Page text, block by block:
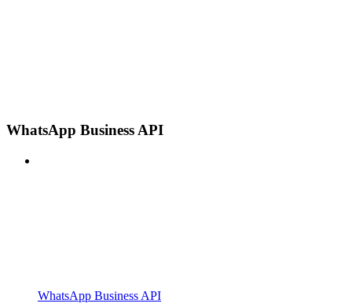
WhatsApp Business API
WhatsApp Business API